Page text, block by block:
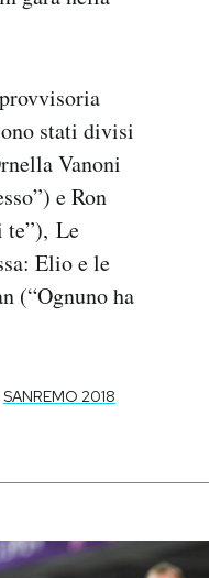
stati divisi
Vanoni
e Ron
te”), Le
Elio e le
(“Ognuno ha
SANREMO 2018